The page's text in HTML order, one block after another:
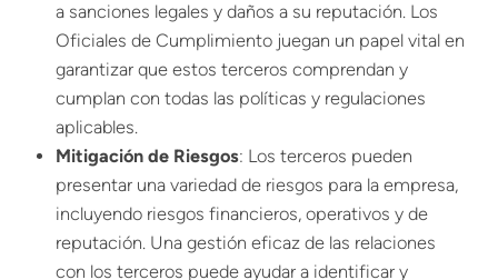
a sanciones legales y daños a su reputación. Los
Oficiales de Cumplimiento juegan un papel vital en
garantizar que estos terceros comprendan y
cumplan con todas las políticas y regulaciones
aplicables.
Mitigación de Riesgos: Los terceros pueden
presentar una variedad de riesgos para la empresa,
incluyendo riesgos financieros, operativos y de
reputación. Una gestión eficaz de las relaciones
con los terceros puede ayudar a identificar y